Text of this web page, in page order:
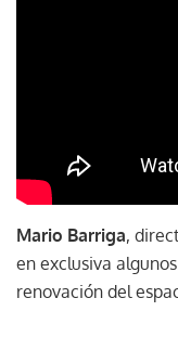
Mario Barriga,
en exclusiva
renovación del